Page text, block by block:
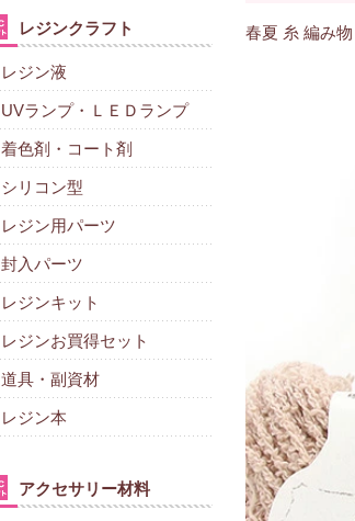
春夏 糸 編み
レジンクラフト
レジン液
UVランプ・ＬＥＤランプ
着色剤・コート剤
シリコン型
レジン用パーツ
封入パーツ
レジンキット
レジンお買得セット
道具・副資材
レジン本
アクセサリー材料